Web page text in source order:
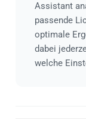
Assistant
passende
optimale
dabei
welche